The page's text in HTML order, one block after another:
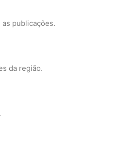
publicações.
da região.